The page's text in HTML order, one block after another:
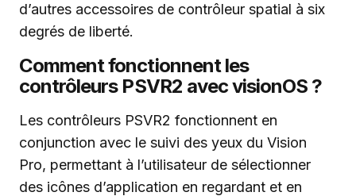
d’autres accessoires de contrôleur spatial à six
degrés de liberté.
Comment fonctionnent les
contrôleurs PSVR2 avec visionOS ?
Les contrôleurs PSVR2 fonctionnent en
conjunction avec le suivi des yeux du Vision
Pro, permettant à l’utilisateur de sélectionner
des icônes d’application en regardant et en